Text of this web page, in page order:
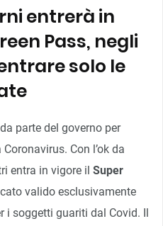
entrerà in
Pass, negli
solo le
parte del governo per
Con l’ok da
entra in vigore il Super
valido esclusivamente
i soggetti guariti dal Covid. Il